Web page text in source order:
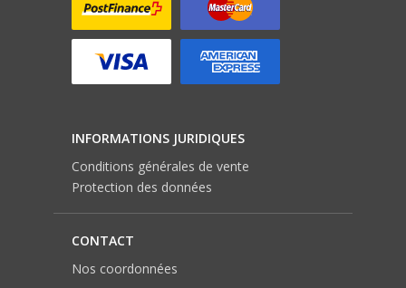
INFORMATIONS JURIDIQUES
Conditions générales de vente
Protection des données
CONTACT
Nos coordonnées